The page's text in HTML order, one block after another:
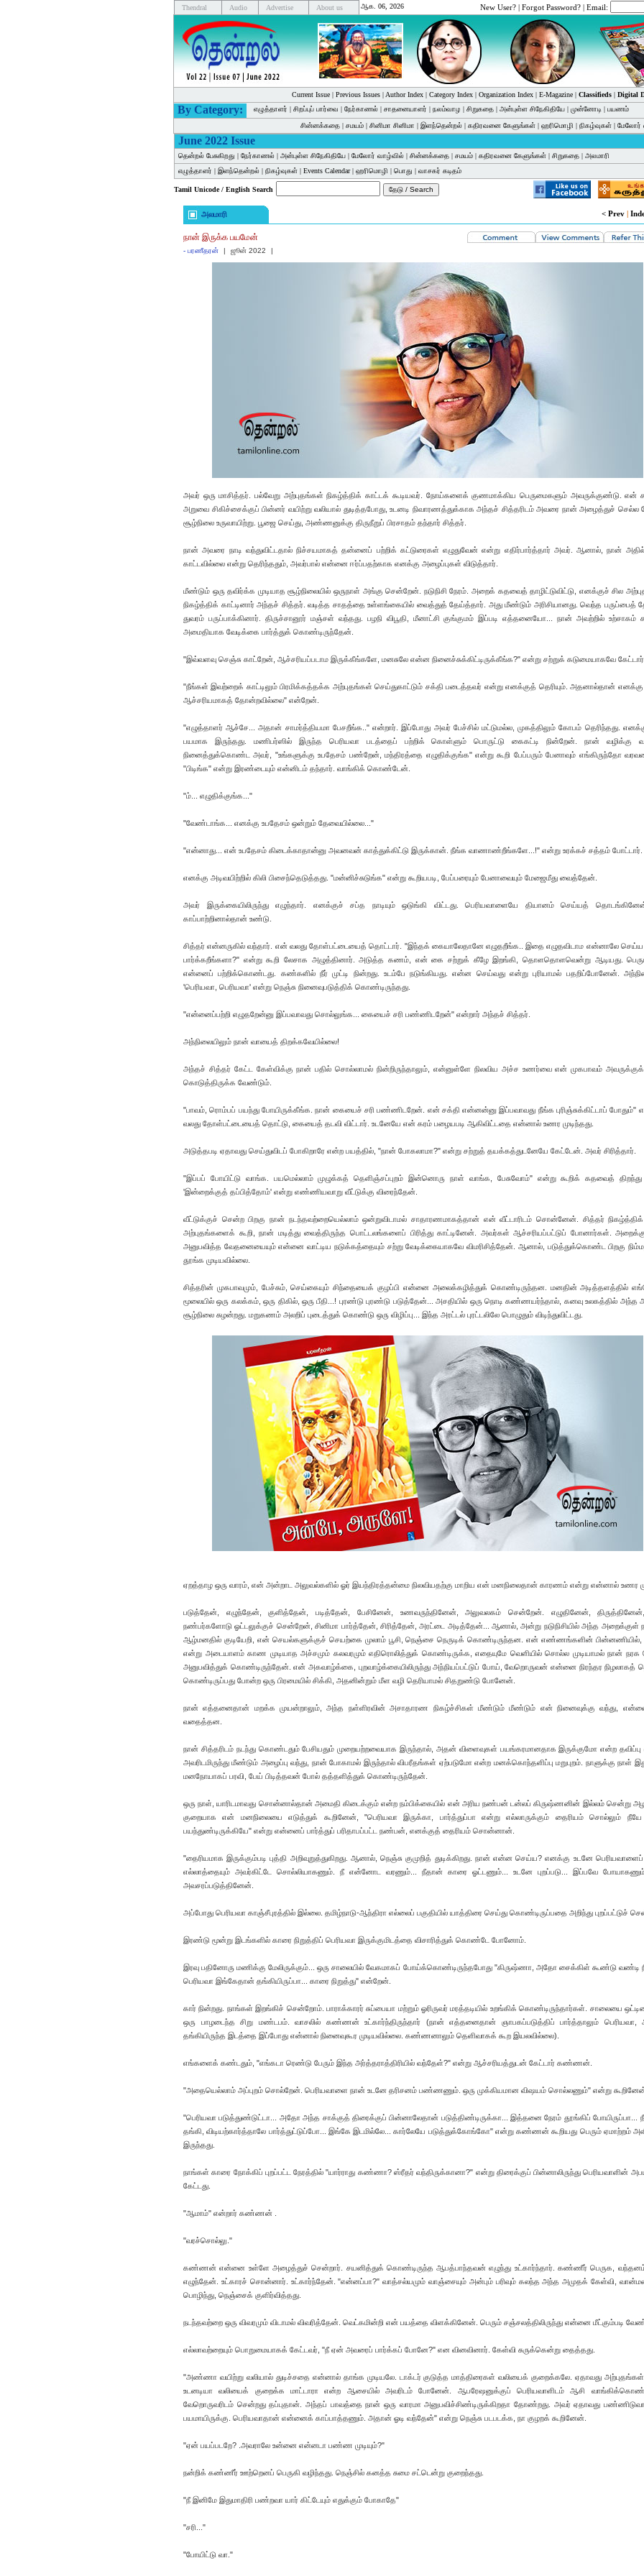
Thendral Audio Advertise About us ஆக. 06, 2026 New User? | Forgot Password? | Email:
Current Issue| Previous Issues| Author Index| Category Index| Organization Index| E-Magazine| Classifieds| Digital
By Category: எழுத்தாளர் | சிறப்புப் பார்வை | நேர்காணல் | சாதனையாளர் | நலம்வாழ | சிறுகதை | அன்புள்ள சிநேகிதியே | முன்னோடி | பயணம்
சின்னக்கதை | சமயம் | சினிமா சினிமா | இளந்தென்றல் | கதிரவனை கேளுங்கள் | ஹரிமொழி | நிகழ்வுகள் | மேலோர்
June 2022 Issue
தென்றல் பேசுகிறது | நேர்காணல் | அன்புள்ள சிநேகிதியே | மேலோர் வாழ்வில் | சின்னக்கதை | சமயம் | கதிரவனை கேளுங்கள் | சிறுகதை | அலமாரி
எழுத்தாளர் | இளந்தென்றல் | நிகழ்வுகள் | Events Calendar| ஹரிமொழி | பொது | வாசகர் கடிதம்
Tamil Unicode / English Search
அலமாரி < Prev |
நான் இருக்க பயமேன்
- பரணீதரன் | ஜூன் 2022 |
அவர் ஒரு மாசித்தர். பல்வேறு அற்புதங்கள் நிகழ்த்திக் காட்டக் கூடியவர். நோய்களைக் குணமாக்கிய பெருமைகளும் அவருக்குண்டு. என்
அறுவை சிகிச்சைக்குப் பின்னர் வயிற்று வலியால் துடித்தபோது, உடனடி நிவாரணத்துக்காக அந்தச் சித்தரிடம் அவரை நான் அழைத்துச் செல்ல
சூழ்நிலை உருவாயிற்று. பூஜை செய்து, அண்ணனுக்கு திருநீறுப் பிரசாதம் தந்தார் சித்தர்.
நான் அவரை நாடி வந்துவிட்டதால் நிச்சயமாகத் தன்னைப் பற்றிக் கட்டுரைகள் எழுதுவேன் என்று எதிர்பார்த்தார் அவர். ஆனால், நான்
காட்டவில்லை என்று தெரிந்ததும், அவர்பால் என்னை ஈர்ப்பதற்காக எனக்கு அழைப்புகள் விடுத்தார்.
மீண்டும் ஒரு தவிர்க்க முடியாத சூழ்நிலையில் ஒருநாள் அங்கு சென்றேன். நடுநிசி நேரம். அறைக் கதவைத் தாழிட்டுவிட்டு, எனக்குச் சில
நிகழ்த்திக் காட்டினார் அந்தச் சித்தர். வடித்த சாதத்தை உள்ளங்கையில் வைத்துத் தேய்த்தார். அது மீண்டும் அரிசியானது. வெந்த பருப்பைத்
துவரம் பருப்பாக்கினார். திருச்சானூர் மஞ்சள் வந்தது. பழநி விபூதி, மீனாட்சி குங்குமம் இப்படி எத்தனையோ... நான் அவற்றில் உற்சாகம்
அமைதியாக வேடிக்கை பார்த்துக் கொண்டிருந்தேன்.
"இவ்வளவு செஞ்சு காட்றேன், ஆச்சரியப்படாம இருக்கீங்களே, மனசுலே என்ன நினைச்சுக்கிட்டிருக்கீங்க?" என்று சற்றுக் கடுமையாகவே கேட்டார்.
"நீங்கள் இவற்றைக் காட்டிலும் பிரமிக்கத்தக்க அற்புதங்கள் செய்துகாட்டும் சக்தி படைத்தவர் என்று எனக்குத் தெரியும். அதனால்தான் எனக்கு
ஆச்சரியமாகத் தோன்றவில்லை" என்றேன்.
"எழுத்தாளர் ஆச்சே... அதான் சாமர்த்தியமா பேசறீங்க.." என்றார். இப்போது அவர் பேச்சில் மட்டுமல்ல, முகத்திலும் கோபம் தெரிந்தது.
பயமாக இருந்தது. மணிபர்ஸில் இருந்த பெரியவா படத்தைப் பற்றிக் கொள்ளும் பொருட்டு கைகட்டி நின்றேன். நான் வழிக்கு
நினைத்துக்கொண்ட அவர், "உங்களுக்கு உபதேசம் பண்றேன், மந்திரத்தை எழுதிக்குங்க" என்று கூறி பேப்பரும் பேனாவும் எங்கிருந்தோ
"பிடிங்க" என்று இரண்டையும் என்னிடம் தந்தார். வாங்கிக் கொண்டேன்.
"ம்... எழுதிக்குங்க..."
"வேண்டாங்க... எனக்கு உபதேசம் ஒன்றும் தேவையில்லை..."
"என்னாது... என் உபதேசம் கிடைக்காதான்னு அவனவன் காத்துக்கிட்டு இருக்கான். நீங்க வாணாண்றீங்களே...!" என்று உரக்கச் சத்தம் போட்டார்.
எனக்கு அடிவயிற்றில் கிலி பிசைந்தெடுத்தது. "மன்னிச்சுடுங்க" என்று கூறியபடி, பேப்பரையும் பேனாவையும் மேஜைமீது வைத்தேன்.
அவர் இருக்கையிலிருந்து எழுந்தார். எனக்குச் சப்த நாடியும் ஒடுங்கி விட்டது. பெரியவாளையே தியானம் செய்யத்
காப்பாற்றினால்தான் உண்டு.
சித்தர் என்னருகில் வந்தார். என் வலது தோள்பட்டையைத் தொட்டார். "இந்தக் கையாலேதானே எழுதறீங்க.. இதை எழுதவிடாம என்னாலே செய்ய
பார்க்கறீங்களா?" என்று கூறி லேசாக அழுத்தினார். அடுத்த கணம், என் கை சற்றுக் கீழே இறங்கி, தொளதொளவென்று ஆடியது.
என்னைப் பற்றிக்கொண்டது. கண்களில் நீர் முட்டி நின்றது. உடம்பே நடுங்கியது. என்ன செய்வது என்று புரியாமல் பதறிப்போனேன்.
'பெரியவா, பெரியவா' என்று நெஞ்சு நினைவுபடுத்திக் கொண்டிருந்தது.
"என்னைப்பற்றி எழுதறேன்னு இப்பவாவது சொல்லுங்க... கையைச் சரி பண்ணிடறேன்" என்றார் அந்தச் சித்தர்.
அந்நிலையிலும் நான் வாயைத் திறக்கவேயில்லை!
அந்தச் சித்தர் கேட்ட கேள்விக்கு நான் பதில் சொல்லாமல் நின்றிருந்தாலும், என்னுள்ளே நிலவிய அச்ச உணர்வை என் முகபாவம் அவருக்குக்
கொடுத்திருக்க வேண்டும்.
"பாவம், ரொம்பப் பயந்து போயிருக்கீங்க. நான் கையைச் சரி பண்ணிடறேன். என் சக்தி என்னன்னு இப்பவாவது நீங்க புரிஞ்சுக்கிட்டாப் போதும்"
வலது தோள்பட்டையைத் தொட்டு, கையைத் தடவி விட்டார். உடனேயே என் கரம் பழையபடி ஆகிவிட்டதை என்னால் உணர முடிந்தது.
அடுத்தபடி ஏதாவது செய்துவிடப் போகிறாரே என்ற பயத்தில், "நான் போகலாமா?" என்று சற்றுத் தயக்கத்துடனேயே கேட்டேன். அவர் சிரித்தார்.
"இப்பப் போயிட்டு வாங்க. பயமெல்லாம் முழுக்கத் தெளிஞ்சப்புறம் இன்னொரு நாள் வாங்க, பேசுவோம்" என்று கூறிக் கதவைத் திறந்து
'இன்றைக்குத் தப்பித்தோம்' என்று எண்ணியவாறு வீட்டுக்கு விரைந்தேன்.
வீட்டுக்குச் சென்ற பிறகு நான் நடந்தவற்றையெல்லாம் ஒன்றுவிடாமல் சாதாரணமாகத்தான் என் வீட்டாரிடம் சொன்னேன். சித்தர் நிகழ்த்திக்
அற்புதங்களைக் கூறி, நான் மடித்து வைத்திருந்த பொட்டலங்களைப் பிரித்து காட்டினேன். அவர்கள் ஆச்சரியப்பட்டுப் போனார்கள்.
அனுபவித்த வேதனையையும் என்னை வாட்டிய நடுக்கத்தையும் சற்று வேடிக்கையாகவே விமரிசித்தேன். ஆனால், படுத்துக்கொண்ட பிறகு
தூங்க முடியவில்லை.
சித்தரின் முகபாவமும், பேச்சும், செய்கையும் சிந்தையைக் குழப்பி என்னை அலைக்கழித்துக் கொண்டிருந்தன. மனதின் அடித்தளத்தில்
மூலையில் ஒரு கலக்கம், ஒரு திகில், ஒரு பீதி...! புரண்டு புரண்டு படுத்தேன்... அசதியில் ஒரு நொடி கண்ணயர்ந்தால், கனவு உலகத்தில் அந்த
சூழ்நிலை சுழன்றது. மறுகணம் அலறிப் புடைத்துக் கொண்டு ஒரு விழிப்பு... இந்த அரட்டல் புரட்டலிலே பொழுதும் விடிந்துவிட்டது.
ஏறத்தாழ ஒரு வாரம், என் அன்றாட அலுவல்களில் ஓர் இயந்திரத்தன்மை நிலவியதற்கு மாறிய என் மனநிலைதான் காரணம் என்று என்னால் உணர
படுத்தேன், எழுந்தேன், குளித்தேன், படித்தேன், பேசினேன், உணவருந்தினேன், அலுவலகம் சென்றேன். எழுதினேன்,
நண்பர்களோடு ஓட்டலுக்குச் சென்றேன், சினிமா பார்த்தேன், சிரித்தேன், அரட்டை அடித்தேன்... ஆனால், அன்று நடுநிசியில் அந்த அறைக்குள்
ஆழ்மனதில் குடியேறி, என் செயல்களுக்குச் செயற்கை முலாம் பூசி, நெஞ்சை நெருடிக் கொண்டிருந்தன. என் எண்ணங்களின்
என்று அடையாளம் காண முடியாத அச்சமும் கலவரமும் எதிரொலித்துக் கொண்டிருக்க, எதையுமே வெளியில் சொல்ல முடியாமல் நான்
அனுபவித்துக் கொண்டிருந்தேன். என் அகவாழ்க்கை, புறவாழ்க்கையிலிருந்து அந்நியப்பட்டுப் போய், வேறொருவன் என்னை நிரந்தர நிழலாகத்
கொண்டிருப்பது போன்ற ஒரு பிரமையில் சிக்கி, அதனின்றும் மீள வழி தெரியாமல் சிதறுண்டு போனேன்.
நான் எத்தனைதான் மறக்க முயன்றாலும், அந்த நள்ளிரவின் அசாதாரண நிகழ்ச்சிகள் மீண்டும் மீண்டும் என் நினைவுக்கு வந்து,
வதைத்தன.
நான் சித்தரிடம் நடந்து கொண்டதும் பேசியதும் முறையற்றவையாக இருந்தால், அதன் விளைவுகள் பயங்கரமானதாக இருக்குமோ என்ற தவிப்பு
அவரிடமிருந்து மீண்டும் அழைப்பு வந்து, நான் போகாமல் இருந்தால் விபரீதங்கள் ஏற்படுமோ என்ற மனக்கொந்தளிப்பு மறுபுறம். நாளுக்கு நாள்
மனநோயாகப் பரவி, பேய் பிடித்தவன் போல் தத்தளித்துக் கொண்டிருந்தேன்.
ஒரு நாள், யாரிடமாவது சொன்னால்தான் அமைதி கிடைக்கும் என்ற நம்பிக்கையில் என் அரிய நண்பன் டன்லப் கிருஷ்ணனின் இல்லம் சென்று
குறையாக என் மனநிலையை எடுத்துக் கூறினேன், "பெரியவா இருக்கா, பார்த்துப்பா என்று எல்லாருக்கும் தைரியம் சொல்லும் நீயே
பயந்துண்டிருக்கியே" என்று என்னைப் பார்த்துப் பரிதாபப்பட்ட நண்பன், எனக்குத் தைரியம் சொன்னான்.
"தைரியமாக இருக்கும்படி புத்தி அறிவுறுத்துகிறது. ஆனால், நெஞ்சு குமுறித் துடிக்கிறது. நான் என்ன செய்ய? எனக்கு உடனே பெரியவாளைப்
எல்லாத்தையும் அவர்கிட்டே சொல்லியாகணும். நீ என்னோட வரணும்... நீதான் காரை ஓட்டணும்... உடனே புறப்படு... இப்பவே
அவசரப்படுத்தினேன்.
அப்போது பெரியவா காஞ்சீபுரத்தில் இல்லை. தமிழ்நாடு-ஆந்திரா எல்லைப் பகுதியில் யாத்திரை செய்து கொண்டிருப்பதை அறிந்து புறப்பட்டுச்
இரண்டு மூன்று இடங்களில் காரை நிறுத்திப் பெரியவா இருக்குமிடத்தை விசாரித்துக் கொண்டே போனோம்.
இரவு பதினோரு மணிக்கு மேலிருக்கும்... ஒரு சாலையில் வேகமாகப் போய்க்கொண்டிருந்தபோது "கிருஷ்ணா, அதோ சைக்கிள் கூண்டு வண்டி
பெரியவா இங்கேதான் தங்கியிருப்பா... காரை நிறுத்து" என்றேன்.
கார் நின்றது. நாங்கள் இறங்கிச் சென்றோம். பாராக்காரர் சுப்பையா மற்றும் ஓரிருவர் மரத்தடியில் உறங்கிக் கொண்டிருந்தார்கள். சாலையை
ஒரு பாழடைந்த சிறு மண்டபம். வாசலில் கண்ணன் உட்கார்ந்திருந்தார் (நான் எத்தனைதான் ஞாபகப்படுத்திப் பார்த்தாலும் பெரியவா,
தங்கியிருந்த இடத்தை இப்போது என்னால் நினைவுகூர முடியவில்லை. கண்ணனாலும் தெளிவாகக் கூற இயலவில்லை).
எங்களைக் கண்டதும், "எங்கடா ரெண்டு பேரும் இந்த அர்த்தராத்திரியில் வந்தேள்?" என்று ஆச்சரியத்துடன் கேட்டார் கண்ணன்.
"அதையெல்லாம் அப்புறம் சொல்றேன். பெரியவாளை நான் உடனே தரிசனம் பண்ணணும். ஒரு முக்கியமான விஷயம் சொல்லணும்" என்று
"பெரியவா படுத்துண்டுட்டா... அதோ அந்த சாக்குத் திரைக்குப் பின்னாலேதான் படுத்திண்டிருக்கா... இத்தனை நேரம் தூங்கிப் போயிருப்பா... நீ
தங்கி, விடியற்கார்த்தாலே பார்த்துட்டுப்போ... இங்கே இடமில்லே... கார்லேயே படுத்துக்கோங்கோ" என்று கண்ணன் கூறியது பெரும் ஏமாற்றம்
இருந்தது.
நாங்கள் காரை நோக்கிப் புறப்பட்ட நேரத்தில் "யார்ராது கண்ணா? ஸ்ரீதர் வந்திருக்கானா?" என்று திரைக்குப் பின்னாலிருந்து பெரியவாளின்
கேட்டது.
"ஆமாம்" என்றார் கண்ணன் .
"வரச்சொல்லு."
கண்ணன் என்னை உள்ளே அழைத்துச் சென்றார். சயனித்துக் கொண்டிருந்த ஆபத்பாந்தவன் எழுந்து உட்கார்ந்தார். கண்ணீர் பெருக,
எழுந்தேன். உட்காரச் சொன்னார். உட்கார்ந்தேன். "என்னப்பா?" வாத்சல்யமும் வாஞ்சையும் அன்பும் பரிவும் கலந்த அந்த அமுதக் கேள்வி,
பொழிந்து, நெஞ்சைக் குளிர்வித்தது.
நடந்தவற்றை ஒரு விவரமும் விடாமல் விவரித்தேன். வெட்கமின்றி என் பயத்தை விளக்கினேன். பெரும் சஞ்சலத்திலிருந்து என்னை மீட்கும்படி
எல்லாவற்றையும் பொறுமையாகக் கேட்டவர், "நீ ஏன் அவரைப் பார்க்கப் போனே?" என வினவினார். கேள்வி சுருக்கென்று தைத்தது.
"அண்ணா வயிற்று வலியால் துடிச்சதை என்னால் தாங்க முடியலே. டாக்டர் குடுத்த மாத்திரைகள் வலியைக் குறைக்கலே. ஏதாவது அற்புதங்கள்
உடனடியா வலியைக் குறைக்க மாட்டாரா என்ற ஆசையில் அவரிடம் போனேன். ஆபரேஷனுக்குப் பெரியவாளிடம் ஆசி
வேறொருவரிடம் சென்றது தப்புதான். அந்தப் பாவத்தை நான் ஒரு வாரமா அனுபவிச்சிண்டிருக்கிறதா தோண்றது. அவர் ஏதாவது
பயமாயிருக்கு. பெரியவாதான் என்னைக் காப்பாத்தணும். அதான் ஓடி வந்தேன்" என்று நெஞ்சு படபடக்க, நா குழறக் கூறினேன்.
"ஏன் பயப்படறே? .அவராலே உன்னை என்னடா பண்ண முடியும்?"
நன்றிக் கண்ணீர் ஊற்றெனப் பெருகி வழிந்தது. நெஞ்சில் கனத்த சுமை சட்டென்று குறைந்தது.
"நீ இனிமே இதுமாதிரி பண்றவா யார் கிட்டேயும் எதுக்கும் போகாதே"
"சரி..."
"போயிட்டு வா."